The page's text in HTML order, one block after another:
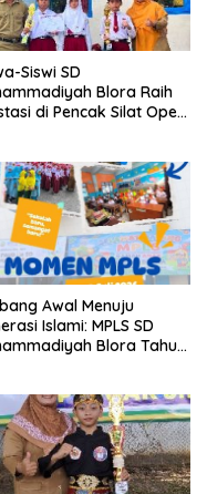
Siswi SD
Blora Raih
di Pencak Silat Open
Awal Menuju
Islami: MPLS SD
Blora Tahun